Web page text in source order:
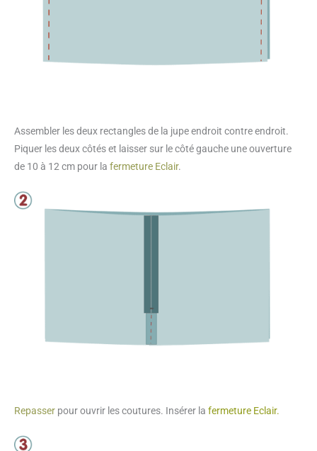
Assembler les deux rectangles de la jupe endroit contre endroit.
Piquer les deux côtés et laisser sur le côté gauche une ouverture
de 10 à 12 cm pour la fermeture Eclair.
Repasser pour ouvrir les coutures. Insérer la fermeture Eclair.